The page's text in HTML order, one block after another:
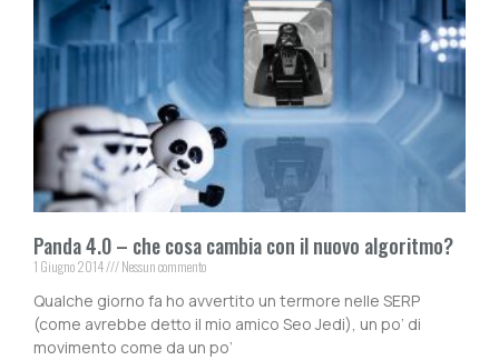
Panda 4.0 – che cosa cambia con il nuovo algoritmo?
1 Giugno 2014 Nessun commento
Qualche giorno fa ho avvertito un termore nelle SERP
(come avrebbe detto il mio amico Seo Jedi), un po’ di
movimento come da un po’